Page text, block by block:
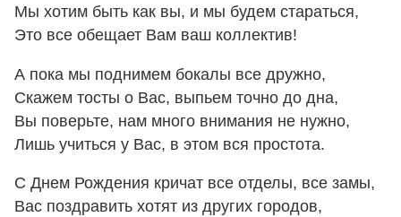
Мы хотим быть как вы, и мы будем стараться,
Это все обещает Вам ваш коллектив!
А пока мы поднимем бокалы все дружно,
Скажем тосты о Вас, выпьем точно до дна,
Вы поверьте, нам много внимания не нужно,
Лишь учиться у Вас, в этом вся простота.
С Днем Рождения кричат все отделы, все замы,
Вас поздравить хотят из других городов,